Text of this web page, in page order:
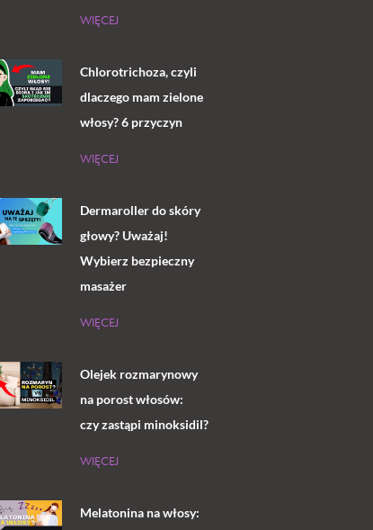
WIĘCEJ
Chlorotrichoza, czyli
dlaczego mam zielone
włosy? 6 przyczyn
WIĘCEJ
Dermaroller do skóry
głowy? Uważaj!
Wybierz bezpieczny
masażer
WIĘCEJ
Olejek rozmarynowy
na porost włosów:
czy zastąpi minoksidil?
WIĘCEJ
Melatonina na włosy: